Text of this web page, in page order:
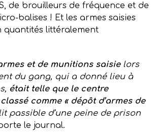
de brouilleurs de fréquence et de
balises ! Et les armes saisies
quantités littéralement
et de munitions saisielors
du gang, qui a donné lieu à
était telle que le centre
comme « dépôt d’armes de
passible d’une peine de prison
le journal.